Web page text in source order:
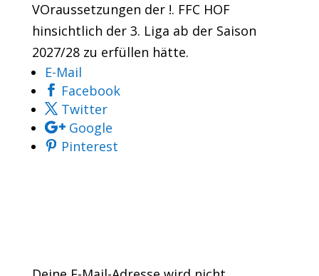
VOraussetzungen der !. FFC HOF
hinsichtlich der 3. Liga ab der Saison
2027/28 zu erfüllen hätte.
E-Mail
Facebook
Twitter
Google
Pinterest